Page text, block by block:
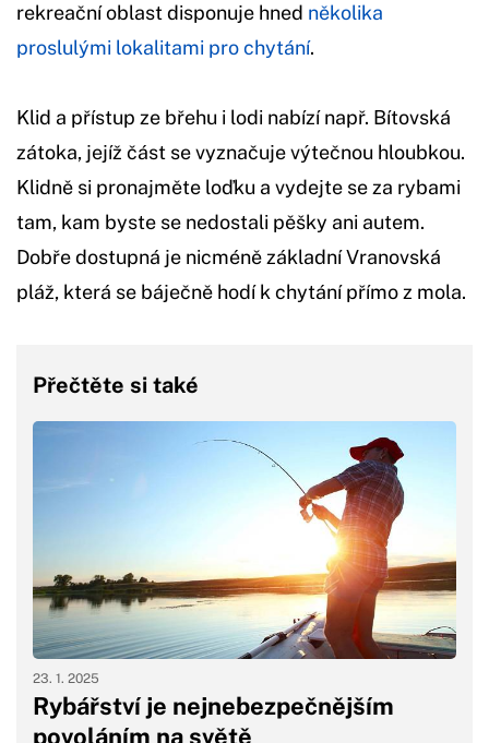
rekreační oblast disponuje hned několika
proslulými lokalitami pro chytání.
Klid a přístup ze břehu i lodi nabízí např. Bítovská
zátoka, jejíž část se vyznačuje výtečnou hloubkou.
Klidně si pronajměte loďku a vydejte se za rybami
tam, kam byste se nedostali pěšky ani autem.
Dobře dostupná je nicméně základní Vranovská
pláž, která se báječně hodí k chytání přímo z mola.
Přečtěte si také
Rybářství je nejnebezpečnějším
povoláním na světě
23. 1. 2025